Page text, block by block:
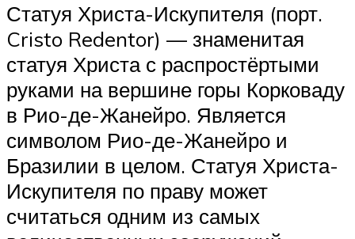
Статуя Христа-Искупителя (порт.
Cristo Redentor) — знаменитая
статуя Христа с распростёртыми
руками на вершине горы Корковаду
в Рио-де-Жанейро. Является
символом Рио-де-Жанейро и
Бразилии в целом. Статуя Христа-
Искупителя по праву может
считаться одним из самых